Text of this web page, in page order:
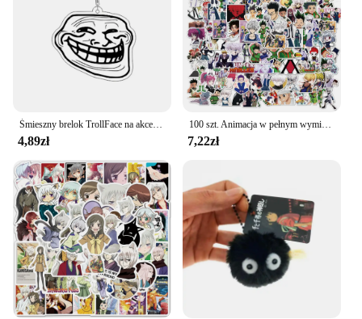
Śmieszny brelok TrollFace na akcesoria torba NoMeGusta Rage twarz na zawszeAlone wisiorek breloczek pierścień brelok biżuteria fani prezenty
4,89zł
100 szt. Animacja w pełnym wymiarze czasu Hunter Graffiti wodoodporna naklejka walizka Notebook lodówka pudełko na artykuły biurowe kask naklejki
7,22zł